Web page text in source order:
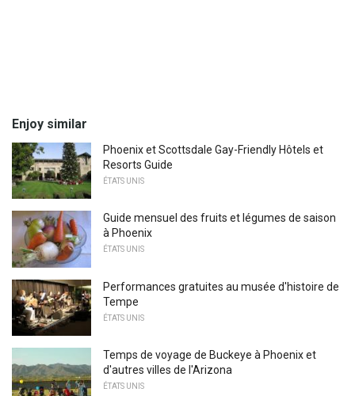
Enjoy similar
Phoenix et Scottsdale Gay-Friendly Hôtels et
Resorts Guide
ÉTATS UNIS
Guide mensuel des fruits et légumes de saison
à Phoenix
ÉTATS UNIS
Performances gratuites au musée d'histoire de
Tempe
ÉTATS UNIS
Temps de voyage de Buckeye à Phoenix et
d'autres villes de l'Arizona
ÉTATS UNIS